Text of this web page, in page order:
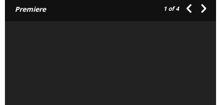
Premiere 1 of 4